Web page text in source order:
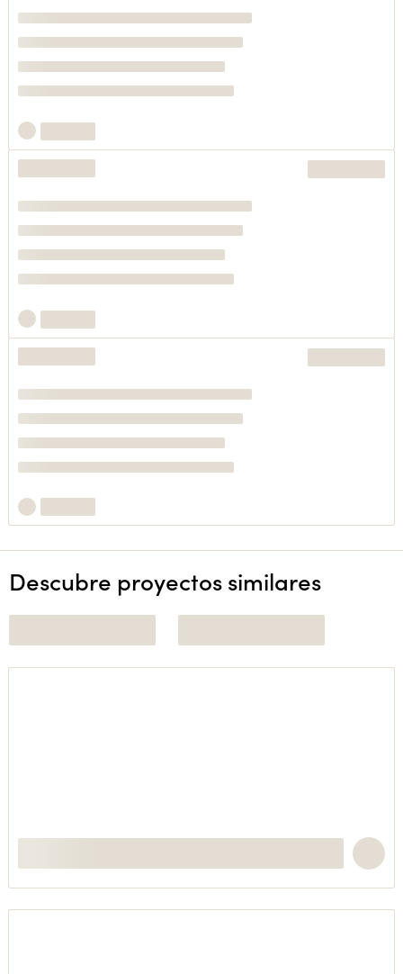
Descubre proyectos similares